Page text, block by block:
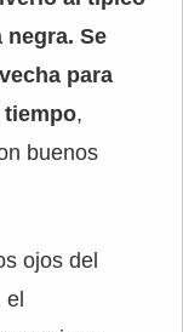
Se
para
tiempo,
buenos
ojos del
el